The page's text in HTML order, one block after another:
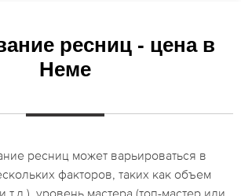
ресниц - цена в
Неме
ресниц может варьироваться в
факторов, таких как объем
т.д.), уровень мастера (топ-мастер или